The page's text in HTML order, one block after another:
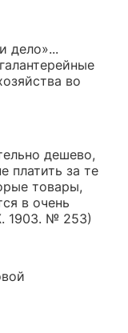
дело»...
во
дешево,
платить за те
товары,
в очень
1903. № 253)